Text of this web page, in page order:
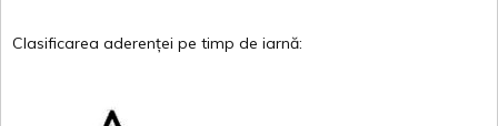
Clasificarea aderenței pe timp de iarnă: